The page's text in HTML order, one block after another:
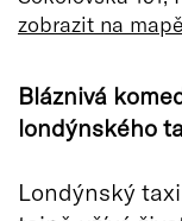
zobrazit na mapě
Bláznivá
londýnského
Londýnský